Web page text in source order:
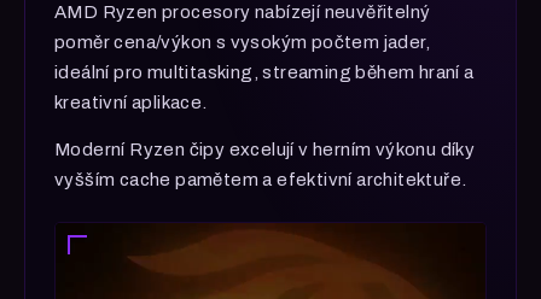
AMD Ryzen procesory nabízejí neuvěřitelný
poměr cena/výkon s vysokým počtem jader,
ideální pro multitasking, streaming během hraní a
kreativní aplikace.
Moderní Ryzen čipy excelují v herním výkonu díky
vyšším cache pamětem a efektivní architektuře.